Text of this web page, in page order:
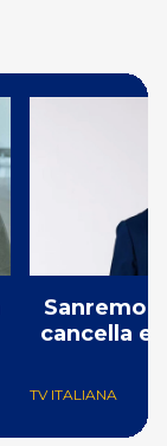
Sanremo
cancella e
TV ITALIANA